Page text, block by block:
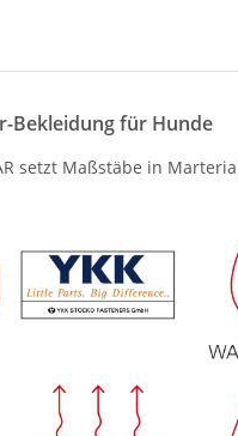
Bekleidung für Hunde
setzt Maßstäbe in